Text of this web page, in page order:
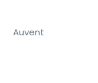
Auvent